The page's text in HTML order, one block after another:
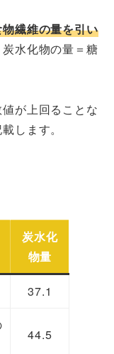
繊維の量を引い
水化物の量＝糖
が上回ることな
します。
炭水化
物量
37.1
44.5